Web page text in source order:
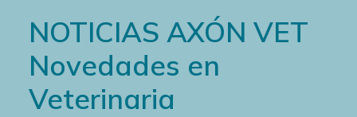
NOTICIAS AXÓN VET
Novedades en
Veterinaria